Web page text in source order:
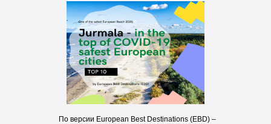
По версии European Best Destinations (EBD) –